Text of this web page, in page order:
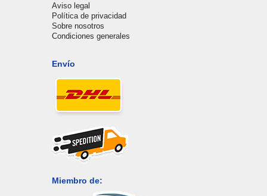
Aviso legal
Política de privacidad
Sobre nosotros
Condiciones generales
Envío
Miembro de: